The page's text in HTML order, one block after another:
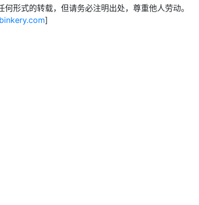
形式的转载，但请务必注明出处，尊重他人劳动。
]